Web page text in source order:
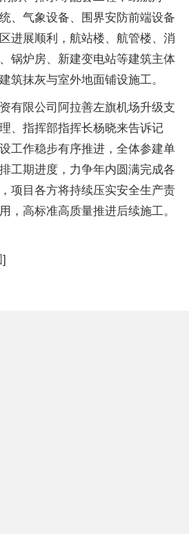
、气象设备、围界安防前端设备
进展顺利，航站楼、航管楼、消
锅炉房、新建变电站等建筑主体
筑抹灰与室外地面铺设施工。
有限公司阿拉善左旗机场升级支
、指挥部指挥长杨晓来告诉记
工作稳步有序推进，全体参建单
工期进度，力争年内圆满完成各
项目各方将持续压实安全生产责
，高标准高质量推进后续施工。
]